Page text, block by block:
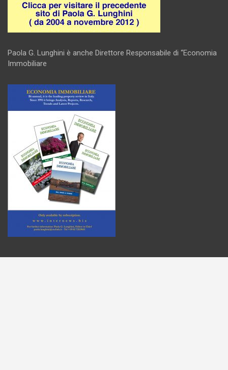
Paola G. Lunghini è anche Direttore Responsabile di “Economia
Immobiliare